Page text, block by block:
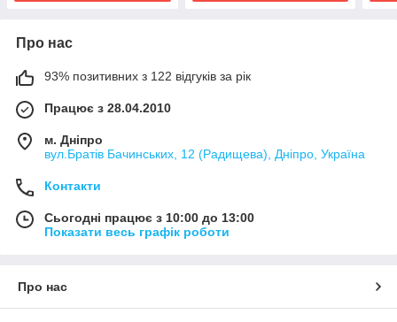
Про нас
93% позитивних з 122 відгуків за рік
Працює з 28.04.2010
м. Дніпро
вул.Братів Бачинських, 12 (Радищева), Дніпро, Україна
Контакти
Сьогодні працює з 10:00 до 13:00
Показати весь графік роботи
Про нас